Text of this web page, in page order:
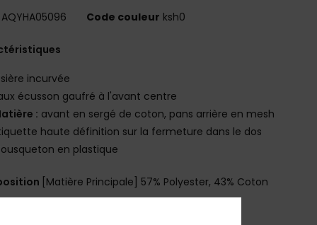
AQYHA05096 Code couleur ksh0
incurvée
écusson gaufré à l'avant centre
: avant en sergé de coton, pans arrière en mesh
haute définition sur la fermeture dans le dos
en plastique
[Matière Principale] 57% Polyester, 43% Coton